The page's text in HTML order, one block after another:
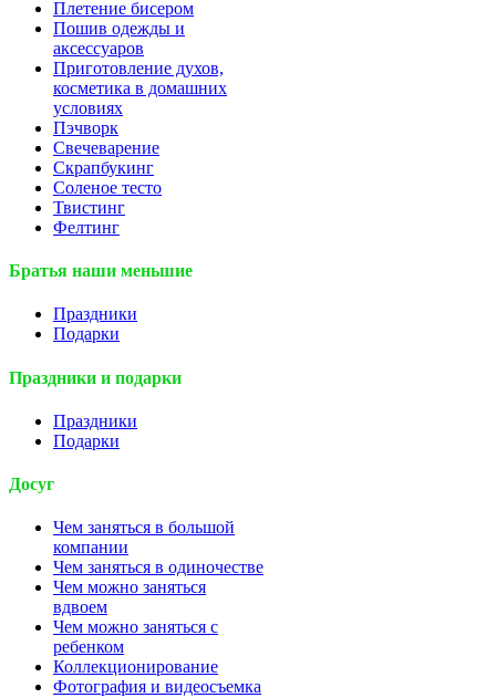
Плетение бисером
Пошив одежды и
аксессуаров
Приготовление духов,
косметика в домашних
условиях
Пэчворк
Свечеварение
Скрапбукинг
Соленое тесто
Твистинг
Фелтинг
Братья наши меньшие
Праздники
Подарки
Праздники и подарки
Праздники
Подарки
Досуг
Чем заняться в большой
компании
Чем заняться в одиночестве
Чем можно заняться
вдвоем
Чем можно заняться с
ребенком
Коллекционирование
Фотография и видеосъемка